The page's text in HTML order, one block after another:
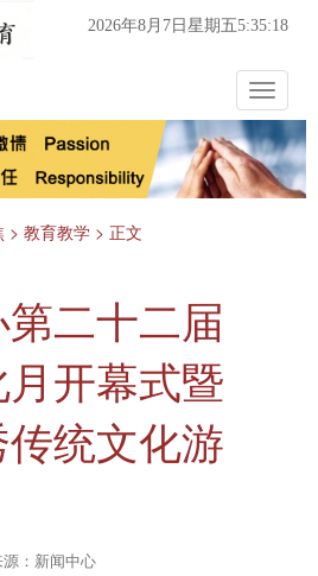
2026年8月7日星期五5:35:18
Toggle
> 教育教学 > 正文
二十二届
开幕式暨
统文化游
：新闻中心